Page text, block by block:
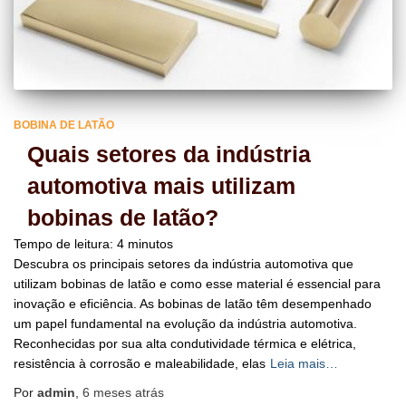
BOBINA DE LATÃO
Quais setores da indústria
automotiva mais utilizam
bobinas de latão?
Tempo de leitura: 4 minutos
Descubra os principais setores da indústria automotiva que
utilizam bobinas de latão e como esse material é essencial para
inovação e eficiência. As bobinas de latão têm desempenhado
um papel fundamental na evolução da indústria automotiva.
Reconhecidas por sua alta condutividade térmica e elétrica,
resistência à corrosão e maleabilidade, elas Leia mais…
Por admin 6 meses atrás